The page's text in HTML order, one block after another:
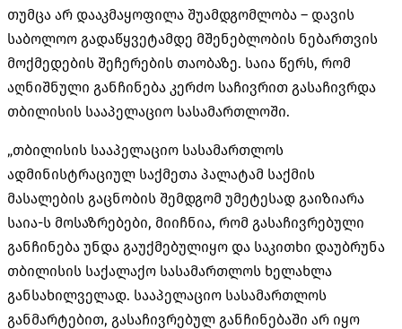
თუმცა არ დააკმაყოფილა შუამდგომლობა – დავის
საბოლოო გადაწყვეტამდე მშენებლობის ნებართვის
მოქმედების შეჩერების თაობაზე. საია წერს, რომ
აღნიშნული განჩინება კერძო საჩივრით გასაჩივრდა
თბილისის სააპელაციო სასამართლოში.
„თბილისის სააპელაციო სასამართლოს
ადმინისტრაციულ საქმეთა პალატამ საქმის
მასალების გაცნობის შემდგომ უმეტესად გაიზიარა
საია-ს მოსაზრებები, მიიჩნია, რომ გასაჩივრებული
განჩინება უნდა გაუქმებულიყო და საკითხი დაუბრუნა
თბილისის საქალაქო სასამართლოს ხელახლა
განსახილველად. სააპელაციო სასამართლოს
განმარტებით, გასაჩივრებულ განჩინებაში არ იყო